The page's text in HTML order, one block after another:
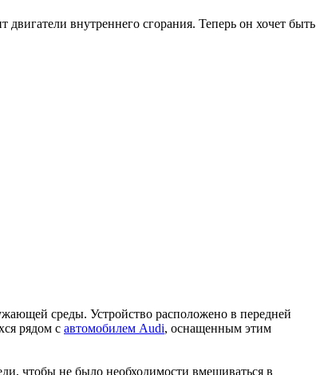
внутреннего сгорания. Теперь он хочет быть
среды. Устройство расположено в передней
рядом с автомобилем Audi, оснащенным этим
чтобы не было необходимости вмешиваться в